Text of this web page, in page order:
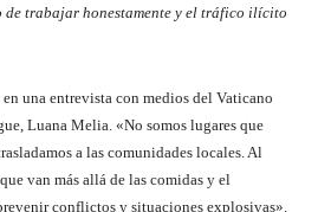
de trabajar honestamente y el tráfico ilícito
una entrevista con medios del Vaticano
Luana Melia. «No somos lugares que
a las comunidades locales. Al
van más allá de las comidas y el
conflictos y situaciones explosivas».